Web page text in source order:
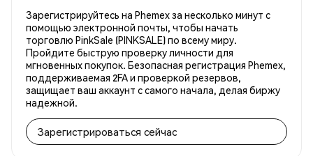
Зарегистрируйтесь на Phemex за несколько минут с
помощью электронной почты, чтобы начать
торговлю PinkSale (PINKSALE) по всему миру.
Пройдите быструю проверку личности для
мгновенных покупок. Безопасная регистрация Phemex,
поддерживаемая 2FA и проверкой резервов,
защищает ваш аккаунт с самого начала, делая биржу
надежной.
Зарегистрироваться сейчас